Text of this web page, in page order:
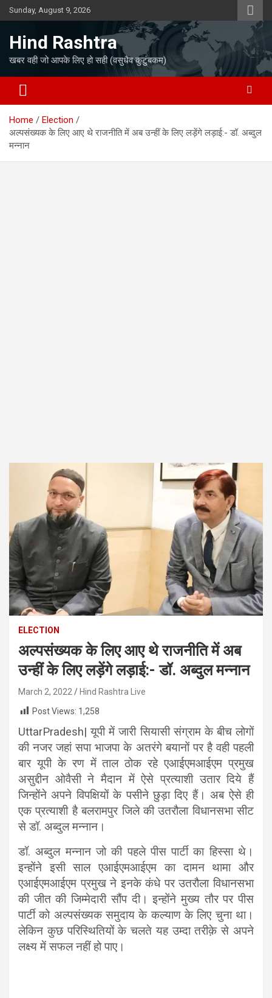
Skip
to
Sunday, August 9, 2026
Hind Rashtra
खबर वही जो आपके लिए हो सही (वसुधैव कुटुंबकम)
Home
Election
अल्पसंख्यक के लिए आए थे राजनीति में अब उन्हीं के लिए लड़ेंगे लड़ाई:- डॉ. अब्दुल
मन्नान
ELECTION
अल्पसंख्यक के लिए आए थे राजनीति में अब
उन्हीं के लिए लड़ेंगे लड़ाई:- डॉ. अब्दुल मन्नान
March 2, 2022
Hind Rashtra Live
Post Views: 1,258
UttarPradesh| यूपी में जारी सियासी संग्राम के बीच लोगों
की नजर जहां सपा भाजपा के अतरंगे बयानों पर है वही पहली
बार यूपी के रण में ताल ठोक रहे एआईएमआईएम प्रमुख
असुद्दीन ओवैसी ने मैदान में ऐसे प्रत्याशी उतार दिये हैं
जिन्होंने अपने विपक्षियों के पसीने छुड़ा दिए हैं। अब ऐसे ही
एक प्रत्याशी है बलरामपुर जिले की उतरौला विधानसभा सीट
से डॉ. अब्दुल मन्नान।
डॉ. अब्दुल मन्नान जो की पहले पीस पार्टी का हिस्सा थे।
इन्होंने इसी साल एआईएमआईएम का दामन थामा और
एआईएमआईएम प्रमुख ने इनके कंधे पर उतरौला विधानसभा
की जीत की जिम्मेदारी सौंप दी। इन्होंने मुख्य तौर पर पीस
पार्टी को अल्पसंख्यक समुदाय के कल्याण के लिए चुना था।
लेकिन कुछ परिस्थितियों के चलते यह उम्दा तरीक़े से अपने
लक्ष्य में सफल नहीं हो पाए।